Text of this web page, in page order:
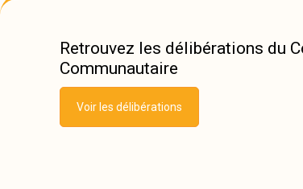
Retrouvez les délibérations du
Communautaire
Voir les délibérations